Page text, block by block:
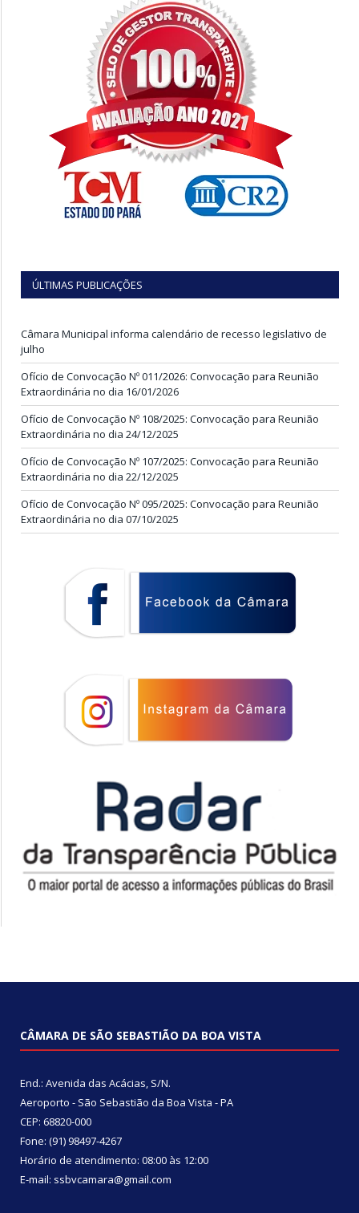
ÚLTIMAS PUBLICAÇÕES
Câmara Municipal informa calendário de recesso legislativo de
julho
Ofício de Convocação Nº 011/2026: Convocação para Reunião
Extraordinária no dia 16/01/2026
Ofício de Convocação Nº 108/2025: Convocação para Reunião
Extraordinária no dia 24/12/2025
Ofício de Convocação Nº 107/2025: Convocação para Reunião
Extraordinária no dia 22/12/2025
Ofício de Convocação Nº 095/2025: Convocação para Reunião
Extraordinária no dia 07/10/2025
CÂMARA DE SÃO SEBASTIÃO DA BOA VISTA
End.: Avenida das Acácias, S/N.
Aeroporto - São Sebastião da Boa Vista - PA
CEP: 68820-000
Fone: (91) 98497-4267
Horário de atendimento: 08:00 às 12:00
E-mail: ssbvcamara@gmail.com